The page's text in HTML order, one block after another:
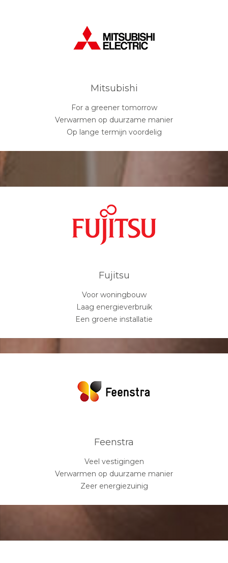
Mitsubishi
For a greener tomorrow
Verwarmen op duurzame manier
Op lange termijn voordelig
Fujitsu
Voor woningbouw
Laag energieverbruik
Een groene installatie
Feenstra
Veel vestigingen
Verwarmen op duurzame manier
Zeer energiezuinig